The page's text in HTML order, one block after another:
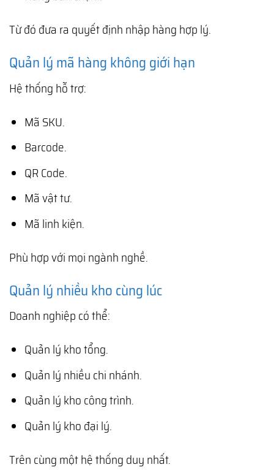
Từ đó đưa ra quyết định nhập hàng hợp lý.
Quản lý mã hàng không giới hạn
Hệ thống hỗ trợ:
Mã SKU.
Barcode.
QR Code.
Mã vật tư.
Mã linh kiện.
Phù hợp với mọi ngành nghề.
Quản lý nhiều kho cùng lúc
Doanh nghiệp có thể:
Quản lý kho tổng.
Quản lý nhiều chi nhánh.
Quản lý kho công trình.
Quản lý kho đại lý.
Trên cùng một hệ thống duy nhất.